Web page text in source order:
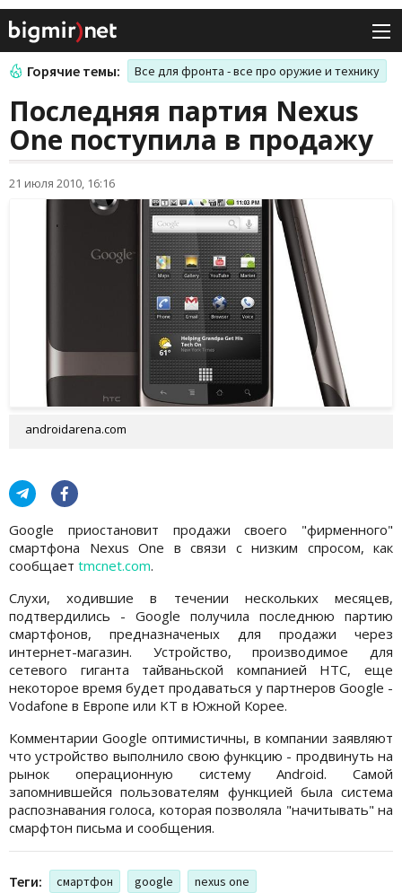
Горячие темы: Все для фронта - все про оружие и технику
Последняя партия Nexus
One поступила в продажу
21 июля 2010, 16:16
androidarena.com
Google приостановит продажи своего "фирменного"
смартфона Nexus One в связи с низким спросом, как
сообщает tmcnet.com.
Слухи, ходившие в течении нескольких месяцев,
подтвердились - Google получила последнюю партию
смартфонов, предназначеных для продажи через
интернет-магазин. Устройство, производимое для
сетевого гиганта тайваньской компанией HTC, еще
некоторое время будет продаваться у партнеров Google -
Vodafone в Европе или KT в Южной Корее.
Комментарии Google оптимистичны, в компании заявляют
что устройство выполнило свою функцию - продвинуть на
рынок операционную систему Android. Самой
запомнившейся пользователям функцией была система
распознавания голоса, которая позволяла "начитывать" на
смарфтон письма и сообщения.
Теги: смартфон google nexus one